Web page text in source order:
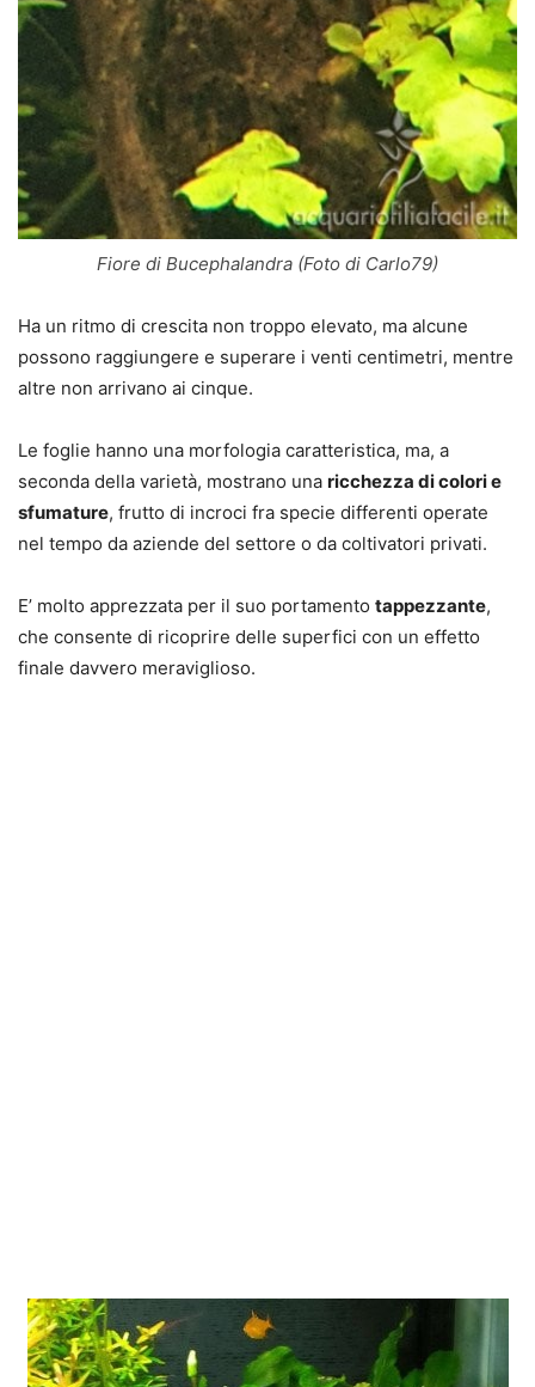
Fiore di Bucephalandra (Foto di Carlo79)
Ha un ritmo di crescita non troppo elevato, ma alcune
possono raggiungere e superare i venti centimetri, mentre
altre non arrivano ai cinque.
Le foglie hanno una morfologia caratteristica, ma, a
seconda della varietà, mostrano una ricchezza di colori e
sfumature, frutto di incroci fra specie differenti operate
nel tempo da aziende del settore o da coltivatori privati.
E’ molto apprezzata per il suo portamento tappezzante,
che consente di ricoprire delle superfici con un effetto
finale davvero meraviglioso.